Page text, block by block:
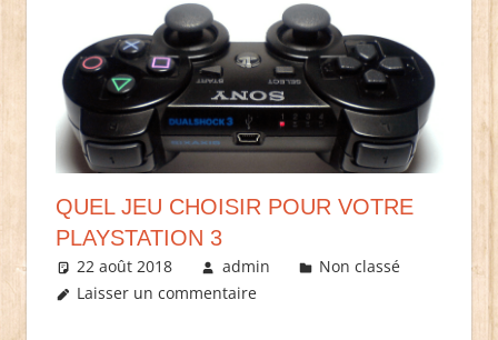
QUEL JEU CHOISIR POUR VOTRE
PLAYSTATION 3
22 août 2018 admin
Non classé
Laisser un commentaire